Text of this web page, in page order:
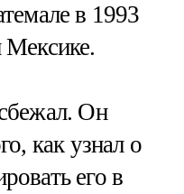
в 1993
Он
как узнал о
его в